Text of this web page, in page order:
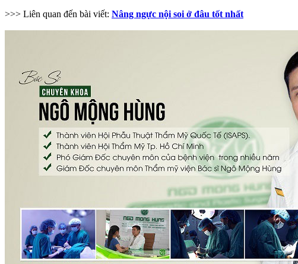
>>> Liên quan đến bài viết: Nâng ngực nội soi ở đâu tốt nhất